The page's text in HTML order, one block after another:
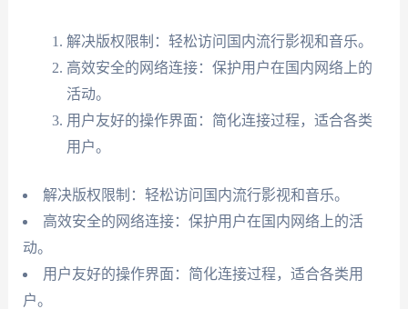
解决版权限制：轻松访问国内流行影视和音乐。
高效安全的网络连接：保护用户在国内网络上的
活动。
用户友好的操作界面：简化连接过程，适合各类
用户。
解决版权限制：轻松访问国内流行影视和音乐。
高效安全的网络连接：保护用户在国内网络上的活
动。
用户友好的操作界面：简化连接过程，适合各类用
户。